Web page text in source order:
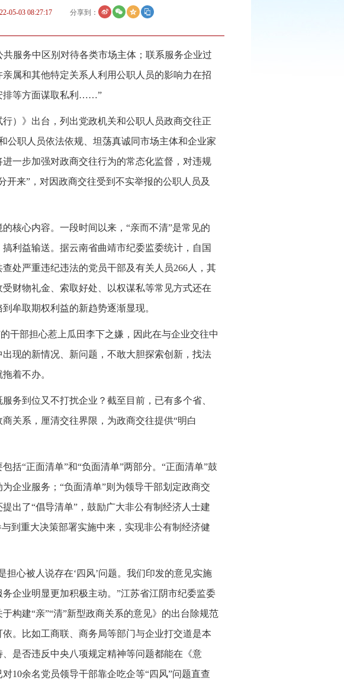
05-03 08:27:17 分享到：
共服务中区别对待各类市场主体；联系服务企业过
属和其他特定关系人利用公职人员的影响力在招
排等方面谋取私利……”
）》出台，列出党政机关和公职人员政商交往正
公职人员依法依规、坦荡真诚同市场主体和企业家
一步加强对政商交往行为的常态化监督，对违规
来”，对因政商交往受到不实举报的公职人员及
核心内容。一段时间以来，“亲而不清”是常见的
利益输送。据云南省曲靖市纪委监委统计，自国
处严重违纪违法的党员干部及有关人员266人，其
财物礼金、索取好处、以权谋私等常见方式还在
牟取期权利益的新趋势逐渐显现。
干部担心惹上瓜田李下之嫌，因此在与企业交往中
现的新情况、新问题，不敢大胆探索创新，找法
着不办。
务到位又不打扰企业？截至目前，已有多个省、
关系，厘清交往界限，为政商交往提供“明白
括“正面清单”和“负面清单”两部分。“正面清单”鼓
企业服务；“负面清单”则为领导干部划定政商交
出了“倡导清单”，鼓励广大非公有制经济人士建
到重大决策部署实施中来，实现非公有制经济健
心被人说存在‘四风’问题。我们印发的意见实施
企业明显更加积极主动。”江苏省江阴市纪委监委
构建“亲”“清”新型政商关系的意见》的出台除规范
。比如工商联、商务局等部门与企业打交道是本
是否违反中央八项规定精神等问题都能在《意
10余名党员领导干部靠企吃企等“四风”问题直查